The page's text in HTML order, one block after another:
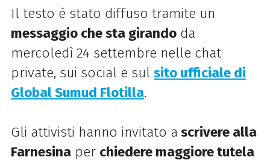
Il testo è stato diffuso tramite un
messaggio che sta girandoda
mercoledì 24 settembre nelle chat
private, sui social e sul sito ufficiale di
Global Sumud Flotilla.
Gli attivisti hanno invitato a scrivere alla
Farnesinaper chiedere maggiore tutela